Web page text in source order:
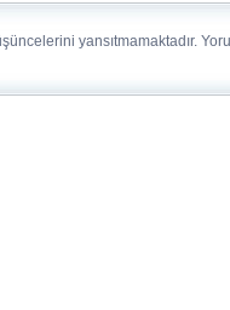
yansıtmamaktadır.